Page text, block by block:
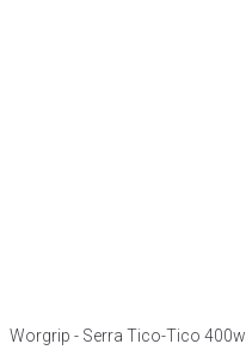
Worgrip - Serra Tico-Tico 400w